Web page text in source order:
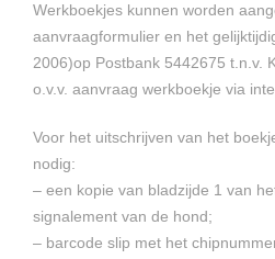
Werkboekjes kunnen worden
aanvraagformulier en het
2006)op Postbank 5442675 t.n.v.
o.v.v. aanvraag werkboekje via
Voor het uitschrijven van het
nodig:
– een kopie van bladzijde 1 van
signalement van de hond;
– barcode slip met het